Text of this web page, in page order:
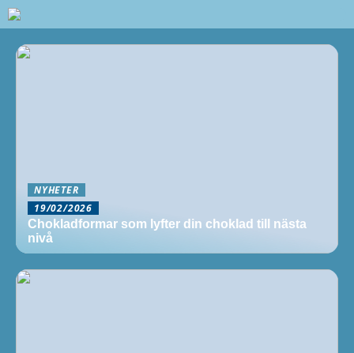
NYHETER
19/02/2026
Chokladformar som lyfter din choklad till nästa
nivå